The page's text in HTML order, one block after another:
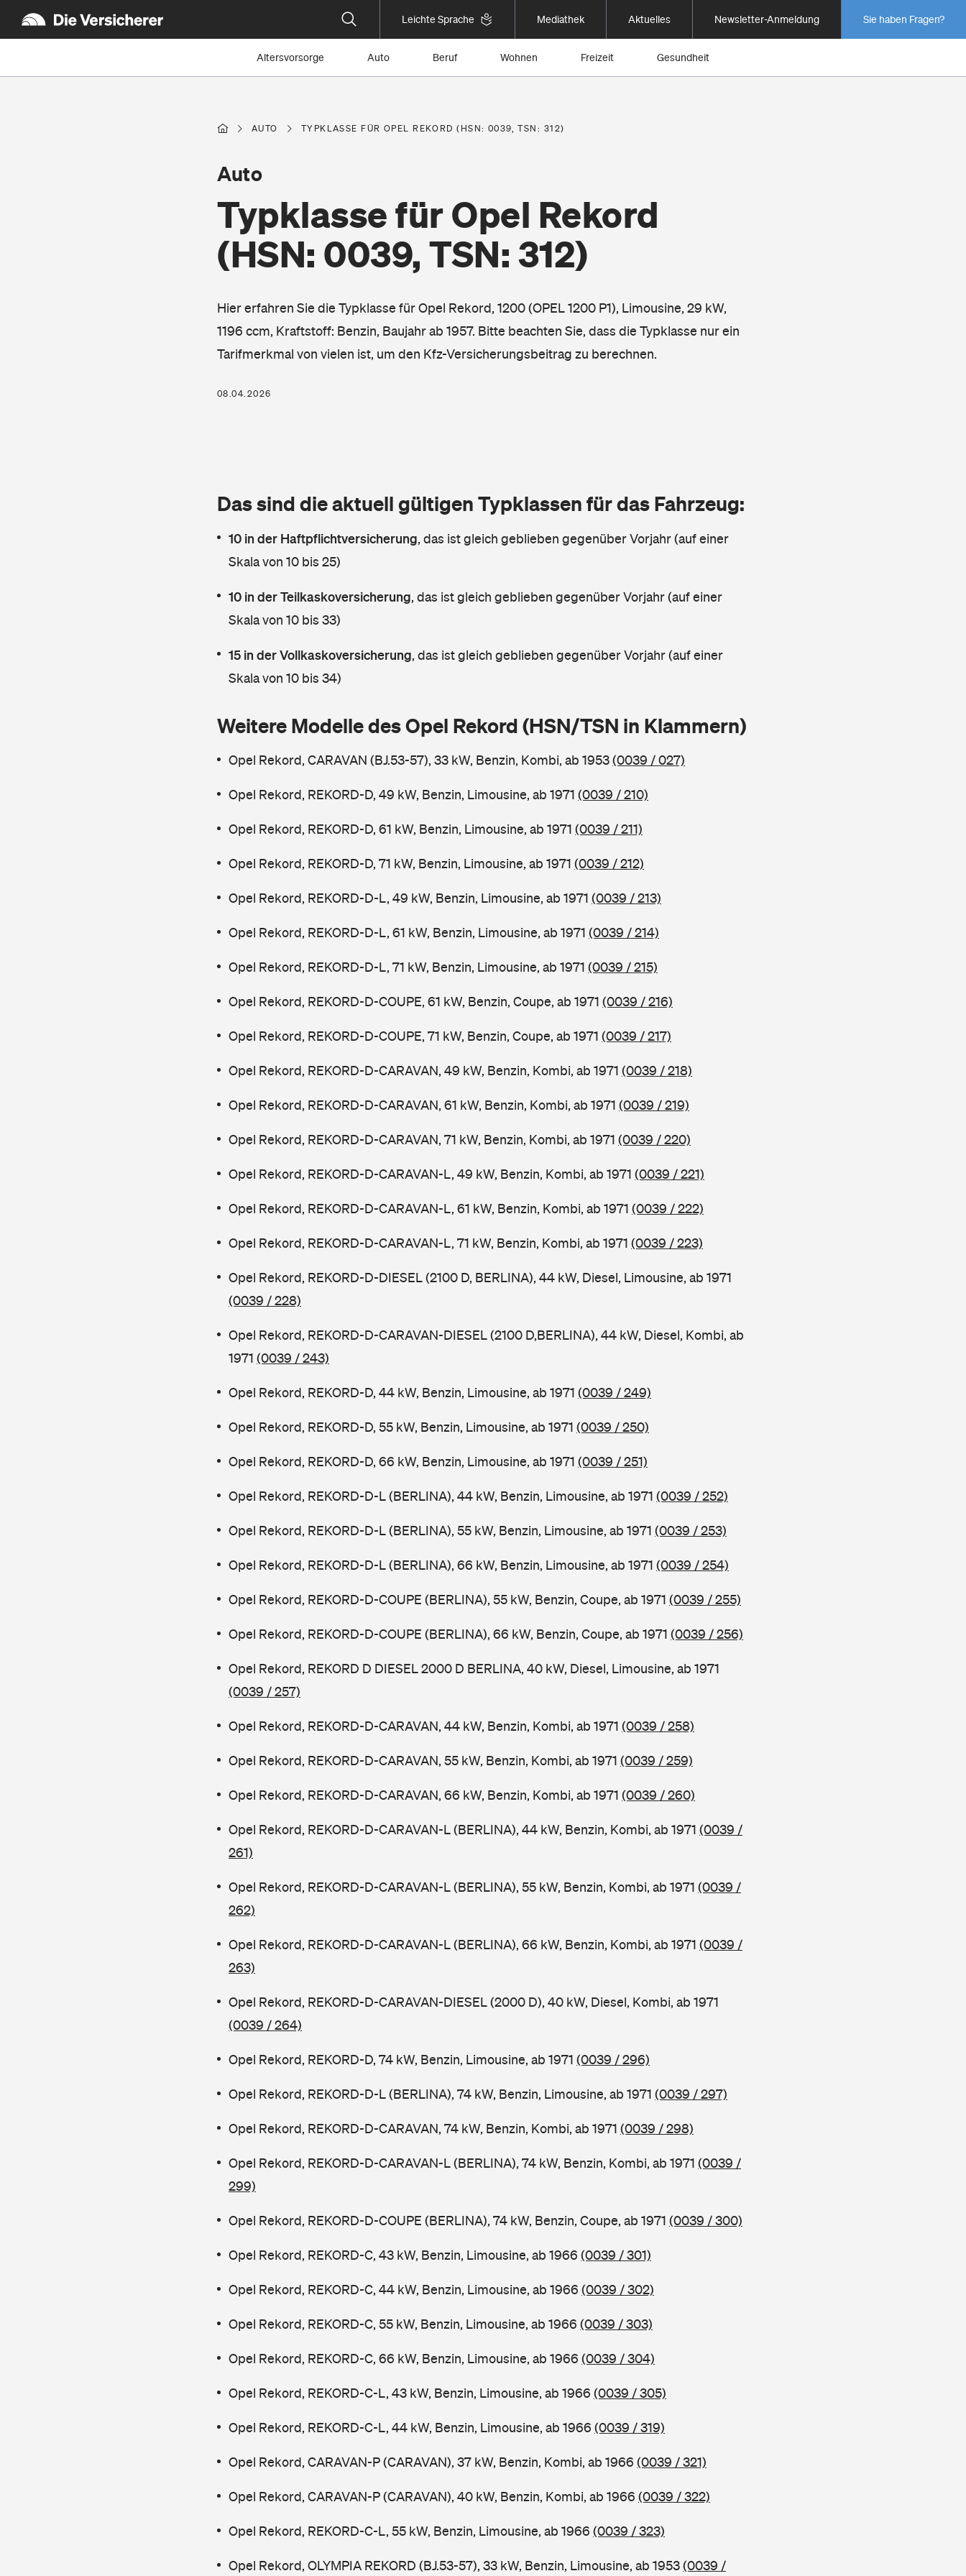
Leichte Sprache Mediathek Aktuelles Newsletter-Anmeldung Sie haben Fragen?
Altersvorsorge Auto Beruf Wohnen Freizeit Gesundheit
AUTO TYPKLASSE FÜR OPEL REKORD (HSN: 0039, TSN: 312)
Typklasse für Opel Rekord
(HSN: 0039, TSN: 312)
Auto
Hier erfahren Sie die Typklasse für Opel Rekord, 1200 (OPEL 1200 P1), Limousine, 29 kW,
1196 ccm, Kraftstoff: Benzin, Baujahr ab 1957. Bitte beachten Sie, dass die Typklasse nur ein
Tarifmerkmal von vielen ist, um den Kfz-Versicherungsbeitrag zu berechnen.
08.04.2026
Das sind die aktuell gültigen Typklassen für das Fahrzeug:
10 in der Haftpflichtversicherung, das ist gleich geblieben gegenüber Vorjahr (auf einer
Skala von 10 bis 25)
10 in der Teilkaskoversicherung, das ist gleich geblieben gegenüber Vorjahr (auf einer
Skala von 10 bis 33)
15 in der Vollkaskoversicherung, das ist gleich geblieben gegenüber Vorjahr (auf einer
Skala von 10 bis 34)
Weitere Modelle des Opel Rekord (HSN/TSN in Klammern)
Opel Rekord, CARAVAN (BJ.53-57), 33 kW, Benzin, Kombi, ab 1953(0039 / 027)
Opel Rekord, REKORD-D, 49 kW, Benzin, Limousine, ab 1971 (0039 / 210)
Opel Rekord, REKORD-D, 61 kW, Benzin, Limousine, ab 1971 (0039 / 211)
Opel Rekord, REKORD-D, 71 kW, Benzin, Limousine, ab 1971 (0039 / 212)
Opel Rekord, REKORD-D-L, 49 kW, Benzin, Limousine, ab 1971 (0039 / 213)
Opel Rekord, REKORD-D-L, 61 kW, Benzin, Limousine, ab 1971 (0039 / 214)
Opel Rekord, REKORD-D-L, 71 kW, Benzin, Limousine, ab 1971 (0039 / 215)
Opel Rekord, REKORD-D-COUPE, 61 kW, Benzin, Coupe, ab 1971 (0039 / 216)
Opel Rekord, REKORD-D-COUPE, 71 kW, Benzin, Coupe, ab 1971 (0039 / 217)
Opel Rekord, REKORD-D-CARAVAN, 49 kW, Benzin, Kombi, ab 1971 (0039 / 218)
Opel Rekord, REKORD-D-CARAVAN, 61 kW, Benzin, Kombi, ab 1971 (0039 / 219)
Opel Rekord, REKORD-D-CARAVAN, 71 kW, Benzin, Kombi, ab 1971 (0039 / 220)
Opel Rekord, REKORD-D-CARAVAN-L, 49 kW, Benzin, Kombi, ab 1971 (0039 / 221)
Opel Rekord, REKORD-D-CARAVAN-L, 61 kW, Benzin, Kombi, ab 1971 (0039 / 222)
Opel Rekord, REKORD-D-CARAVAN-L, 71 kW, Benzin, Kombi, ab 1971 (0039 / 223)
Opel Rekord, REKORD-D-DIESEL (2100 D, BERLINA), 44 kW, Diesel, Limousine, ab 1971
(0039 / 228)
Opel Rekord, REKORD-D-CARAVAN-DIESEL (2100 D,BERLINA), 44 kW, Diesel, Kombi, ab
1971 (0039 / 243)
Opel Rekord, REKORD-D, 44 kW, Benzin, Limousine, ab 1971 (0039 / 249)
Opel Rekord, REKORD-D, 55 kW, Benzin, Limousine, ab 1971 (0039 / 250)
Opel Rekord, REKORD-D, 66 kW, Benzin, Limousine, ab 1971 (0039 / 251)
Opel Rekord, REKORD-D-L (BERLINA), 44 kW, Benzin, Limousine, ab 1971 (0039 / 252)
Opel Rekord, REKORD-D-L (BERLINA), 55 kW, Benzin, Limousine, ab 1971 (0039 / 253)
Opel Rekord, REKORD-D-L (BERLINA), 66 kW, Benzin, Limousine, ab 1971 (0039 / 254)
Opel Rekord, REKORD-D-COUPE (BERLINA), 55 kW, Benzin, Coupe, ab 1971 (0039 / 255)
Opel Rekord, REKORD-D-COUPE (BERLINA), 66 kW, Benzin, Coupe, ab 1971 (0039 / 256)
Opel Rekord, REKORD D DIESEL 2000 D BERLINA, 40 kW, Diesel, Limousine, ab 1971
(0039 / 257)
Opel Rekord, REKORD-D-CARAVAN, 44 kW, Benzin, Kombi, ab 1971 (0039 / 258)
Opel Rekord, REKORD-D-CARAVAN, 55 kW, Benzin, Kombi, ab 1971 (0039 / 259)
Opel Rekord, REKORD-D-CARAVAN, 66 kW, Benzin, Kombi, ab 1971 (0039 / 260)
Opel Rekord, REKORD-D-CARAVAN-L (BERLINA), 44 kW, Benzin, Kombi, ab 1971 (0039 /
261)
Opel Rekord, REKORD-D-CARAVAN-L (BERLINA), 55 kW, Benzin, Kombi, ab 1971 (0039 /
262)
Opel Rekord, REKORD-D-CARAVAN-L (BERLINA), 66 kW, Benzin, Kombi, ab 1971 (0039 /
263)
Opel Rekord, REKORD-D-CARAVAN-DIESEL (2000 D), 40 kW, Diesel, Kombi, ab 1971
(0039 / 264)
Opel Rekord, REKORD-D, 74 kW, Benzin, Limousine, ab 1971 (0039 / 296)
Opel Rekord, REKORD-D-L (BERLINA), 74 kW, Benzin, Limousine, ab 1971 (0039 / 297)
Opel Rekord, REKORD-D-CARAVAN, 74 kW, Benzin, Kombi, ab 1971 (0039 / 298)
Opel Rekord, REKORD-D-CARAVAN-L (BERLINA), 74 kW, Benzin, Kombi, ab 1971 (0039 /
299)
Opel Rekord, REKORD-D-COUPE (BERLINA), 74 kW, Benzin, Coupe, ab 1971 (0039 / 300)
Opel Rekord, REKORD-C, 43 kW, Benzin, Limousine, ab 1966 (0039 / 301)
Opel Rekord, REKORD-C, 44 kW, Benzin, Limousine, ab 1966 (0039 / 302)
Opel Rekord, REKORD-C, 55 kW, Benzin, Limousine, ab 1966 (0039 / 303)
Opel Rekord, REKORD-C, 66 kW, Benzin, Limousine, ab 1966 (0039 / 304)
Opel Rekord, REKORD-C-L, 43 kW, Benzin, Limousine, ab 1966 (0039 / 305)
Opel Rekord, REKORD-C-L, 44 kW, Benzin, Limousine, ab 1966 (0039 / 319)
Opel Rekord, CARAVAN-P (CARAVAN), 37 kW, Benzin, Kombi, ab 1966 (0039 / 321)
Opel Rekord, CARAVAN-P (CARAVAN), 40 kW, Benzin, Kombi, ab 1966 (0039 / 322)
Opel Rekord, REKORD-C-L, 55 kW, Benzin, Limousine, ab 1966 (0039 / 323)
Opel Rekord, OLYMPIA REKORD (BJ.53-57), 33 kW, Benzin, Limousine, ab 1953(0039 /